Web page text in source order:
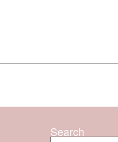
Search